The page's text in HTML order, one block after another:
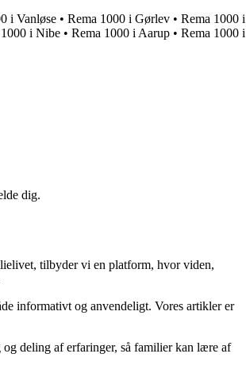
i Vanløse • Rema 1000 i Gørlev • Rema 1000 i
i Nibe • Rema 1000 i Aarup • Rema 1000 i
dig.
tilbyder vi en platform, hvor viden,
informativt og anvendeligt. Vores artikler er
deling af erfaringer, så familier kan lære af